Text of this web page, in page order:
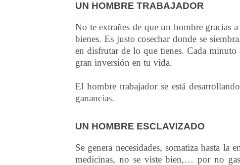
UN HOMBRE TRABAJADOR
No te extrañes de que un hombre gracias
bienes. Es justo cosechar donde se
en disfrutar de lo que tienes. Cada minuto
gran inversión en tu vida.
El hombre trabajador se está
ganancias.
UN HOMBRE ESCLAVIZADO
Se genera necesidades, somatiza hasta
medicinas, no se viste bien,… por no